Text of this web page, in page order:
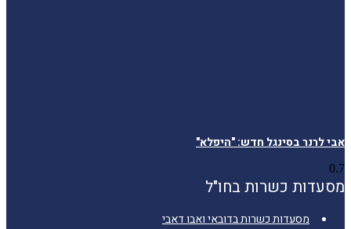
אבי לרנר בסינגל חדש: "היפלא"
מסעדות כשרות בחו"ל
מסעדות כשרות בדובאי ואבו דאבי